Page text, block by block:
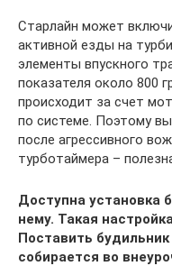
Старлайн может
активной езды на
элементы впускного
показателя около 800
происходит за счет
по системе. Поэтому
после агрессивного
турботаймера –
Доступна установка
нему. Такая
Поставить
собирается во